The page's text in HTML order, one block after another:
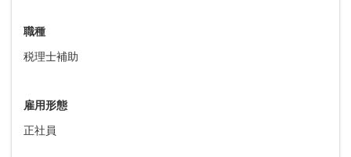
職種
税理士補助
雇用形態
正社員